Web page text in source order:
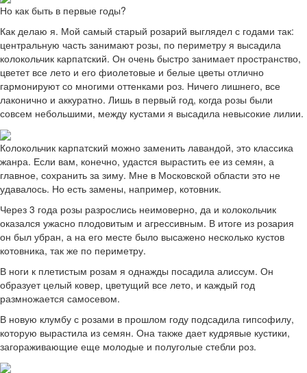
Но как быть в первые годы?
Как делаю я. Мой самый старый розарий выглядел с годами так:
центральную часть занимают розы, по периметру я высадила
колокольчик карпатский. Он очень быстро занимает пространство,
цветет все лето и его фиолетовые и белые цветы отлично
гармонируют со многими оттенками роз. Ничего лишнего, все
лаконично и аккуратно. Лишь в первый год, когда розы были
совсем небольшими, между кустами я высадила невысокие лилии.
Колокольчик карпатский можно заменить лавандой, это классика
жанра. Если вам, конечно, удастся вырастить ее из семян, а
главное, сохранить за зиму. Мне в Московской области это не
удавалось. Но есть замены, например, котовник.
Через 3 года розы разрослись неимоверно, да и колокольчик
оказался ужасно плодовитым и агрессивным. В итоге из розария
он был убран, а на его месте было высажено несколько кустов
котовника, так же по периметру.
В ноги к плетистым розам я однажды посадила алиссум. Он
образует целый ковер, цветущий все лето, и каждый год
размножается самосевом.
В новую клумбу с розами в прошлом году подсадила гипсофилу,
которую вырастила из семян. Она также дает кудрявые кустики,
загораживающие еще молодые и полуголые стебли роз.